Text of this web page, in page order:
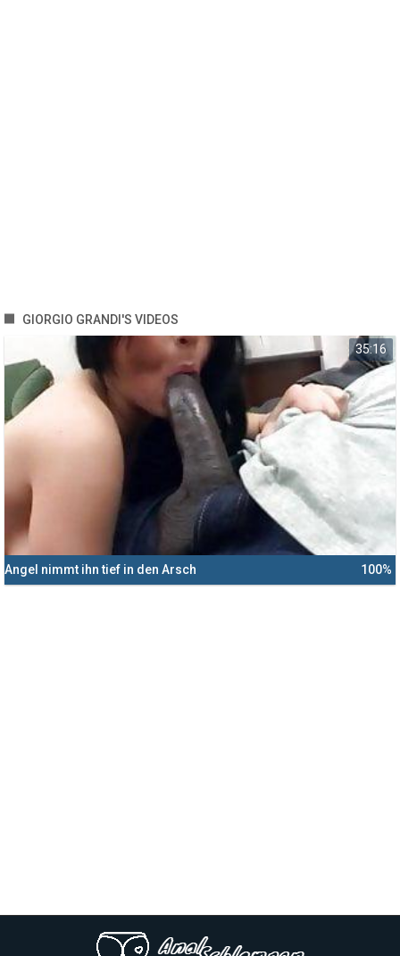
GIORGIO GRANDI'S VIDEOS
35:16
Angel nimmt ihn tief in den Arsch 100%